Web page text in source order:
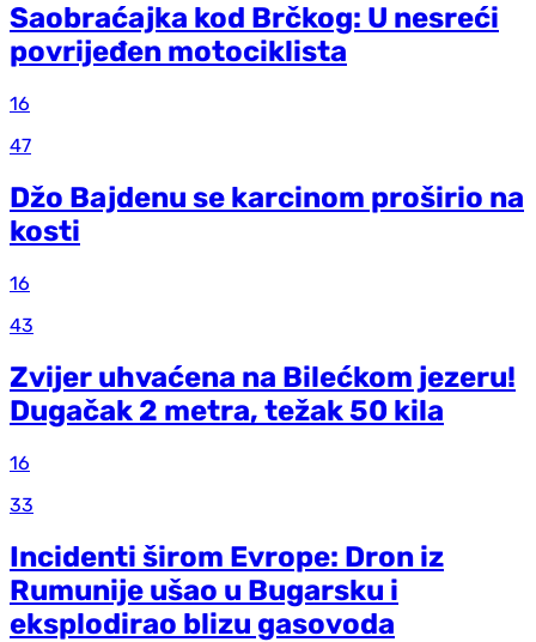
Saobraćajka kod Brčkog: U nesreći
povrijeđen motociklista
16
47
Džo Bajdenu se karcinom proširio na
kosti
16
43
Zvijer uhvaćena na Bilećkom jezeru!
Dugačak 2 metra, težak 50 kila
16
33
Incidenti širom Evrope: Dron iz
Rumunije ušao u Bugarsku i
eksplodirao blizu gasovoda